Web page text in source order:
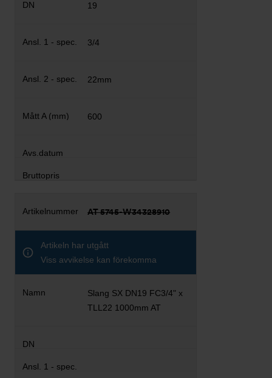
19
3/4
22mm
600
AT 5745-W34328910
Artikeln har utgått
Viss avvikelse kan förekomma
Slang SX DN19 FC3/4" x
TLL22 1000mm AT